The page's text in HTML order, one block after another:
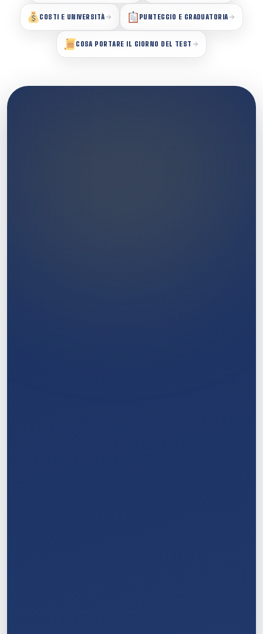
COSTI E UNIVERSITÀ PUNTEGGIO E GRADUATORIA
COSA PORTARE IL GIORNO DEL TEST